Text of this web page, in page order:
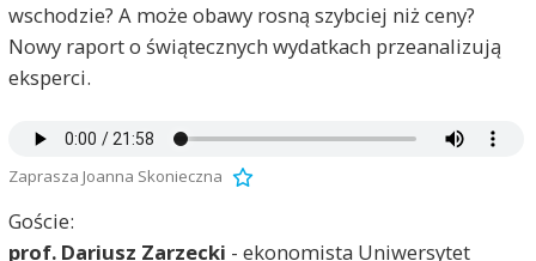
wschodzie? A może obawy rosną szybciej niż ceny?
Nowy raport o świątecznych wydatkach przeanalizują
eksperci.
Zaprasza Joanna Skonieczna
Goście:
prof. Dariusz Zarzecki - ekonomista Uniwersytet